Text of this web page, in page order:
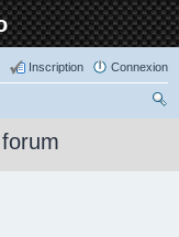
Connexion
Inscription